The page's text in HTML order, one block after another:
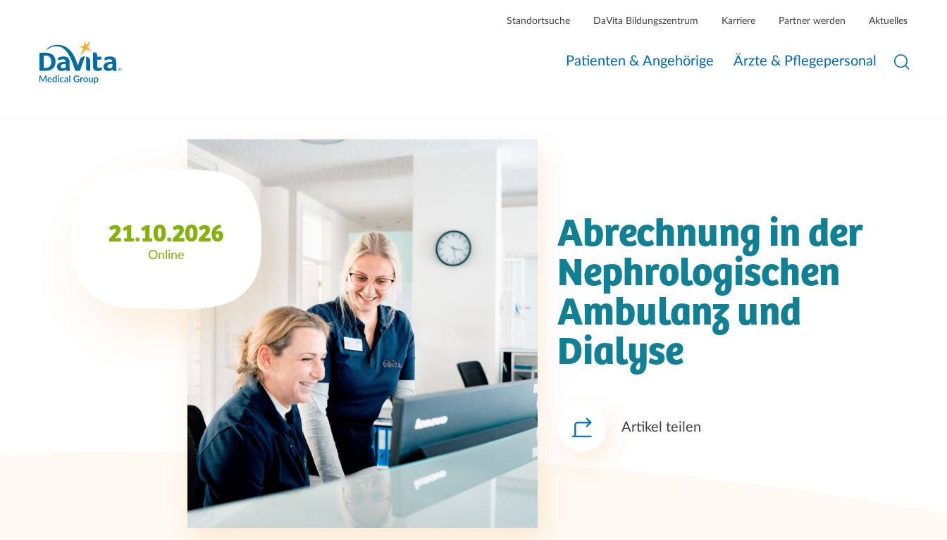
Standortsuche DaVita Bildungszentrum Karriere Partner werden Aktuelles
Patienten & Angehörige Ärzte & Pflegepersonal
21.10.2026
Online
Abrechnung in der
Nephrologischen
Ambulanz und
Dialyse
Artikel teilen